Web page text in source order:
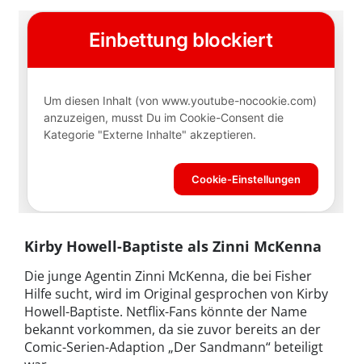
Kirby Howell-Baptiste als Zinni McKenna
Die junge Agentin Zinni McKenna, die bei Fisher
Hilfe sucht, wird im Original gesprochen von Kirby
Howell-Baptiste. Netflix-Fans könnte der Name
bekannt vorkommen, da sie zuvor bereits an der
Comic-Serien-Adaption „Der Sandmann“ beteiligt